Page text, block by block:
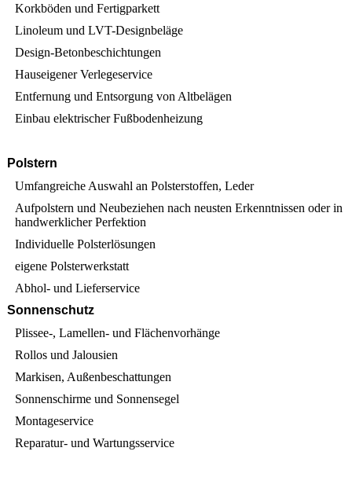
Korkböden und Fertigparkett
Linoleum und LVT-Designbeläge
Design-Betonbeschichtungen
Hauseigener Verlegeservice
Entfernung und Entsorgung von Altbelägen
Einbau elektrischer Fußbodenheizung
Polstern
Umfangreiche Auswahl an Polsterstoffen, Leder
Aufpolstern und Neubeziehen nach neusten Erkenntnissen oder in
handwerklicher Perfektion
Individuelle Polsterlösungen
eigene Polsterwerkstatt
Abhol- und Lieferservice
Sonnenschutz
Plissee-, Lamellen- und Flächenvorhänge
Rollos und Jalousien
Markisen, Außenbeschattungen
Sonnenschirme und Sonnensegel
Montageservice
Reparatur- und Wartungsservice